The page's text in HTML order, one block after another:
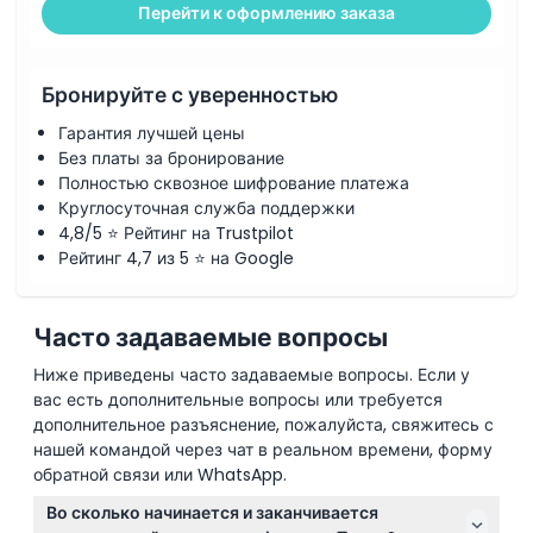
Перейти к оформлению заказа
Бронируйте с уверенностью
Гарантия лучшей цены
Без платы за бронирование
Полностью сквозное шифрование платежа
Круглосуточная служба поддержки
4,8/5 ⭐ Рейтинг на Trustpilot
Рейтинг 4,7 из 5 ⭐ на Google
Часто задаваемые вопросы
Ниже приведены часто задаваемые вопросы. Если у
вас есть дополнительные вопросы или требуется
дополнительное разъяснение, пожалуйста, свяжитесь с
нашей командой через чат в реальном времени, форму
обратной связи или WhatsApp.
Во сколько начинается и заканчивается